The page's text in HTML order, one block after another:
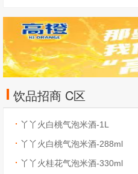
饮品招商 C区
丫丫火白桃气泡米酒-1L
丫丫火白桃气泡米酒-288ml
丫丫火桂花气泡米酒-330ml